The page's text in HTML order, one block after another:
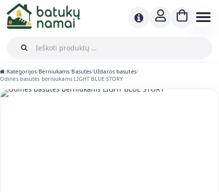
/Kategorijos/Berniukams/Basutės/Uždaros basutės/
Odinės basutės berniukams LIGHT BLUE STORY